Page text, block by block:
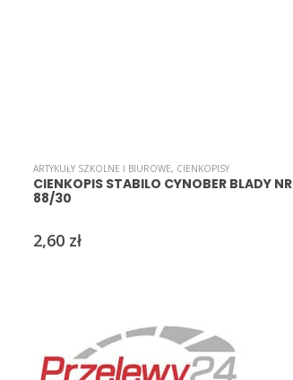
ARTYKUŁY SZKOLNE I BIUROWE, CIENKOPISY
CIENKOPIS STABILO CYNOBER BLADY NR
88/30
2,60 zł